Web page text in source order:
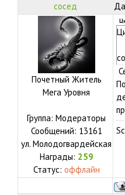
сосед
Почетный Житель
Мега Уровня
Группа: Модераторы
Сообщений: 13161
ул. Молодогвардейская
Награды: 259
Статус: оффлайн